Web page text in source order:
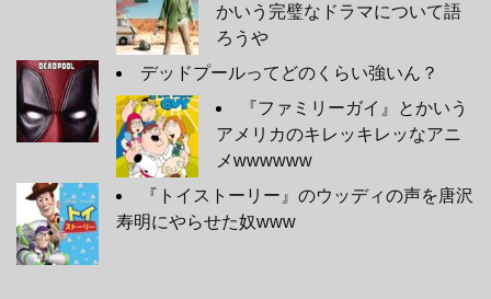
かいう完璧なドラマについて語
ろうや
デッドプールってどのくらい強いん？
『ファミリーガイ』とかいう
アメリカのキレッキレッなアニ
メwwwwww
『トイストーリー』のウッディの声を唐沢
寿明にやらせた奴www